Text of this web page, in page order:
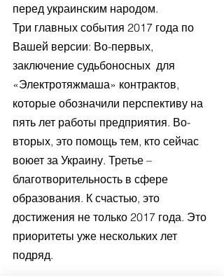
перед украинским народом.
Три главных события 2017 года по
Вашей версии: Во-первых,
заключение судьбоносных  для
«Электротяжмаша» контрактов,
которые обозначили перспективу на
пять лет работы предприятия. Во-
вторых, это помощь тем, кто сейчас
воюет за Украину. Третье –
благотворительность в сфере
образования. К счастью, это
достижения не только 2017 года. Это
приоритеты уже нескольких лет
подряд.